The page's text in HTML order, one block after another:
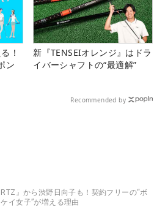
！
ン
新『TENSEIオレンジ』はドラ
イバーシャフトの“最適解”
Recommended by
RTZ』から渋野日向子も！契約フリーの“ボ
イ女子”が増える理由